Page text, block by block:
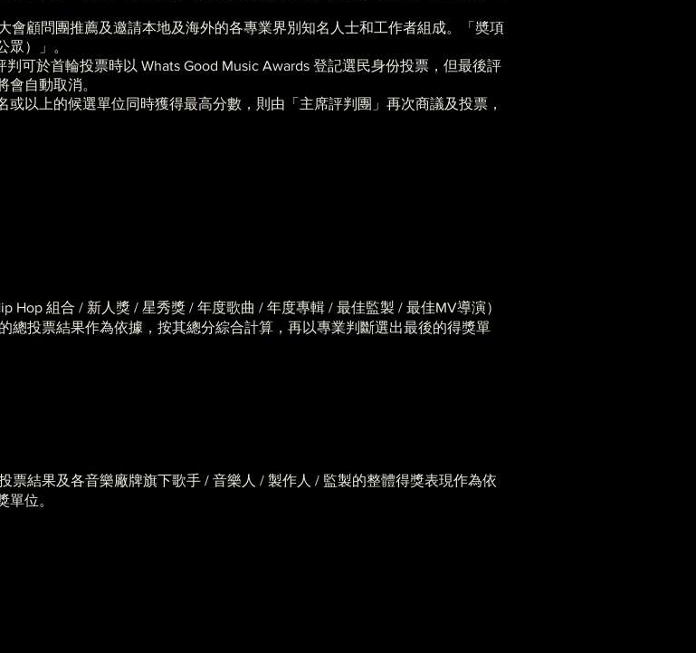
會顧問團推薦及邀請本地及海外的各專業界別知名人士和工作者組成。「奬項
）」。
可於首輪投票時以 Whats Good Music Awards 登記選民身份投票，但最後評
自動取消。
以上的候選單位同時獲得最高分數，則由「主席評判團」再次商議及投票，
Hop 組合 / 新人獎 / 星秀獎 / 年度歌曲 / 年度專輯 / 最佳監製 / 最佳MV導演）
總投票結果作為依據，按其總分綜合計算，再以專業判斷選出最後的得獎單
票結果及各音樂廠牌旗下歌手 / 音樂人 / 製作人 / 監製的整體得獎表現作為依
位。